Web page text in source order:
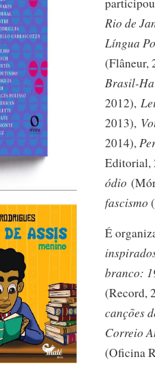
Rio de
Língua
(Flâneur,
Brasil-
2012),
2013),
2014),
Editorial,
ódio
fascismo
É
branco:
(Record,
canções
Correio
(Oficina